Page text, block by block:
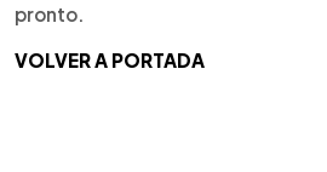
pronto.
VOLVER A PORTADA